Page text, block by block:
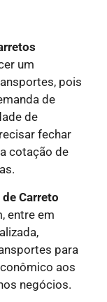
um
pois
de
de
fechar
cotação de
Carreto
entre em
para
aos
negócios.